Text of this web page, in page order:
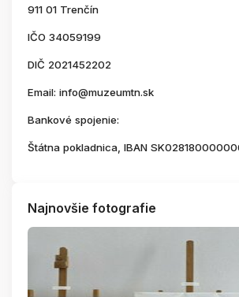
911 01 Trenčín
IČO 34059199
DIČ 2021452202
Email: info@muzeumtn.sk
Bankové spojenie:
Štátna pokladnica, IBAN
Najnovšie fotografie